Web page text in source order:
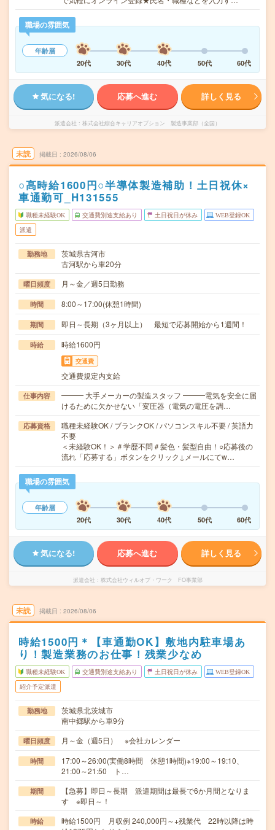
職場の雰囲気
年齢層
20代
30代 40代 50代 60代
気になる! 応募へ進む 詳しく見る
派遣会社 株式会社綜合キャリアオプション 製造事業部（全国）
未読 掲載日 2026/08/06
○高時給1600円○半導体製造補助！土日祝休×
車通勤可_H131555
職種未経験OK 交通費別途支給あり 土日祝日が休み WEB登録OK
派遣
勤務地
茨城県古河市
古河駅から車20分
曜日頻度 月～金／週5日勤務
時間 8:00～17:00(休憩1時間)
期間 即日～長期（3ヶ月以上） 最短で応募開始から1週間！
時給 時給1600円
交通費
交通費規定内支給
仕事内容
━━━ 大手メーカーの製造スタッフ ━━━電気を安全に届
けるために欠かせない「変圧器（電気の電圧を調…
応募資格
職種未経験OK / ブランクOK / パソコンスキル不要 / 英語力
不要
＜未経験OK！＞＃学歴不問＃髪色・髪型自由！○応募後の
流れ「応募する」ボタンをクリック↓メールにてw…
職場の雰囲気
年齢層
20代
30代 40代 50代 60代
気になる! 応募へ進む 詳しく見る
派遣会社 株式会社ウィルオブ・ワーク FO事業部
未読 掲載日 2026/08/06
時給1500円＊【車通勤OK】敷地内駐車場あ
り！製造業務のお仕事！残業少なめ
職種未経験OK 交通費別途支給あり 土日祝日が休み WEB登録OK
紹介予定派遣
勤務地
茨城県北茨城市
南中郷駅から車9分
曜日頻度 月～金（週5日） ※会社カレンダー
時間
17:00～26:00(実働8時間 休憩1時間)※19:00～19:10、
21:00～21:50 ト…
期間
【急募】即日～長期 派遣期間は最長で6か月間となりま
す ※即日～！
時給
時給1500円 月収例 240,000円～+残業代 22時以降は時